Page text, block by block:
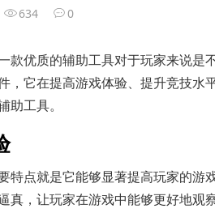
634 0
款优质的辅助工具对于玩家来说是
，它在提高游戏体验、提升竞技
工具。
特点就是它能够显著提高玩家的
真，让玩家在游戏中能够更好地观